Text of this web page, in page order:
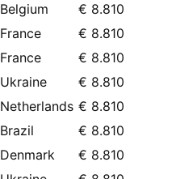
Belgium
€ 8.810
France
€ 8.810
France
€ 8.810
Ukraine
€ 8.810
Netherlands € 8.810
Brazil
€ 8.810
Denmark
€ 8.810